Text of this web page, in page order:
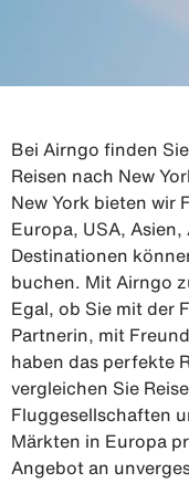
Bei Airngo finden
Reisen nach New
New York bieten wir
Europa, USA,
Destinationen
buchen. Mit Airngo
Egal, ob Sie mit der
Partnerin, mit
haben das perfekte
vergleichen Sie
Fluggesellschaften
Märkten in Europa
Angebot an